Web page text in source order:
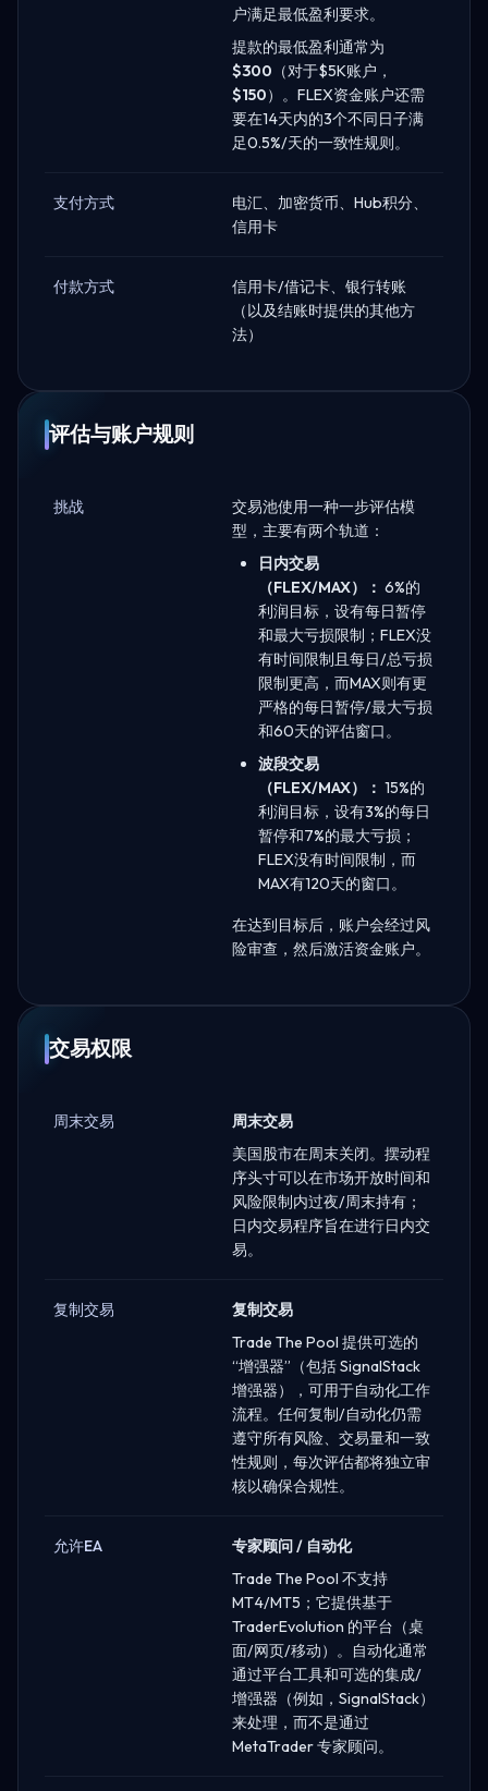
户满足最低盈利要求。
提款的最低盈利通常为
$300 （对于$5K账户，
$150）。FLEX资金账户还需
要在14天内的3个不同日子满
足0.5%/天的一致性规则。
支付方式
电汇、加密货币、Hub积分、
信用卡
付款方式
信用卡/借记卡、银行转账
（以及结账时提供的其他方
法）
评估与账户规则
挑战
交易池使用一种一步评估模
型，主要有两个轨道：
日内交易
（FLEX/MAX）： 6%的
利润目标，设有每日暂停
和最大亏损限制；FLEX没
有时间限制且每日/总亏损
限制更高，而MAX则有更
严格的每日暂停/最大亏损
和60天的评估窗口。
波段交易
（FLEX/MAX）： 15%的
利润目标，设有3%的每日
暂停和7%的最大亏损；
FLEX没有时间限制，而
MAX有120天的窗口。
在达到目标后，账户会经过风
险审查，然后激活资金账户。
交易权限
周末交易
周末交易
美国股市在周末关闭。摆动程
序头寸可以在市场开放时间和
风险限制内过夜/周末持有；
日内交易程序旨在进行日内交
易。
复制交易
复制交易
Trade The Pool 提供可选的
“增强器”（包括 SignalStack
增强器），可用于自动化工作
流程。任何复制/自动化仍需
遵守所有风险、交易量和一致
性规则，每次评估都将独立审
核以确保合规性。
允许EA
专家顾问 / 自动化
Trade The Pool 不支持
MT4/MT5；它提供基于
TraderEvolution 的平台（桌
面/网页/移动）。自动化通常
通过平台工具和可选的集成/
增强器（例如，SignalStack）
来处理，而不是通过
MetaTrader 专家顾问。